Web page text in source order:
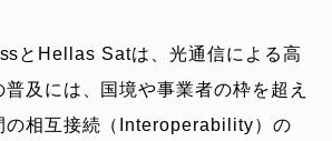
とHellas Satは、光通信による高
及には、国境や事業者の枠を超え
の相互接続（Interoperability）の